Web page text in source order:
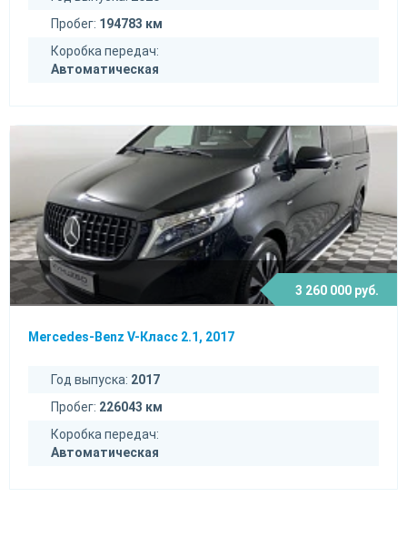
Пробег: 194783 км
Коробка передач:
Автоматическая
3 260 000 руб.
Mercedes-Benz V-Класс 2.1, 2017
Год выпуска: 2017
Пробег: 226043 км
Коробка передач:
Автоматическая